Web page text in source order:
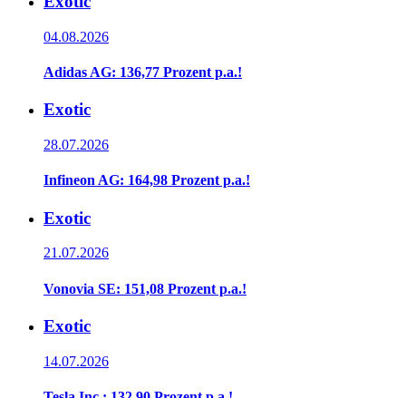
04.08.2026
Adidas AG: 136,77 Prozent p.a.!
Exotic
28.07.2026
Infineon AG: 164,98 Prozent p.a.!
Exotic
21.07.2026
Vonovia SE: 151,08 Prozent p.a.!
Exotic
14.07.2026